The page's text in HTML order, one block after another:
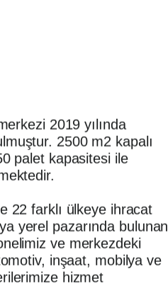
2019 yılında
2500 m2 kapalı
palet kapasitesi ile
22 farklı ülkeye ihracat
yerel pazarında bulunan
ve merkezdeki
inşaat, mobilya ve
hizmet